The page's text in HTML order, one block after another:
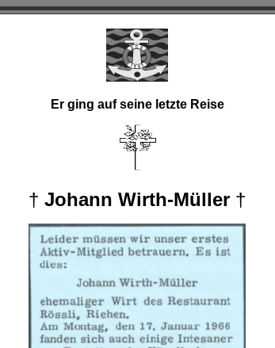
Er ging auf seine letzte Reise
† Johann Wirth-Müller †